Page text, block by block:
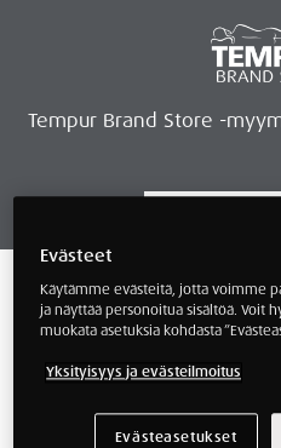
Tempur Brand Store -
pro
Näyttäisi siltä, että
Evästeet
Käytämme evästeitä, jotta voimme
ja näyttää personoitua sisältöä. Voit
muokata asetuksia kohdasta
Yksityisyys ja evästeilmoitus
Evästeasetukset